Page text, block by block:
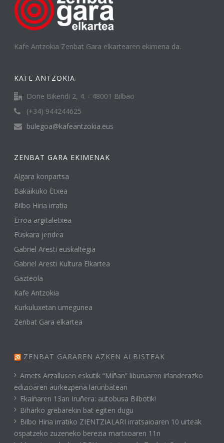
Kafe Antzokia Zenbat Gara elkartearen ekimena da.
KAFE ANTZOKIA
Done Bikendi 2, 4. - 48001 Bilbao
(+34) 944244625
bulegoa@kafeantzokia.eus
ZENBAT GARA EKIMENAK
Algara konpartsa
Bakaikuko Etxea
Bilbo Hiria irratia
Erroa argitaletxea
Euskara jendea
Gabriel Aresti euskaltegia
Gabriel Aresti Kultura Elkartea
Gazteola
Kafe Antzokia
Kurkuluxetan umegunea
Zenbat Gara elkartea
ZENBAT GARAREN AZKEN ALBISTEAK
Amets Arzallusen eskutik “Miñan” liburuaren irlanderazko
edizioaren aurkezpena larunbatean
Ekainaren 13an Iruñera: autobusa Bilbotik!
Biharko grebarekin bat egiten dugu
Bilbo Hiria irratiko ZIENTZIALARI irratsaioaren 10 urteak
ospatzeko zuzeneko berezia martxoaren 11n